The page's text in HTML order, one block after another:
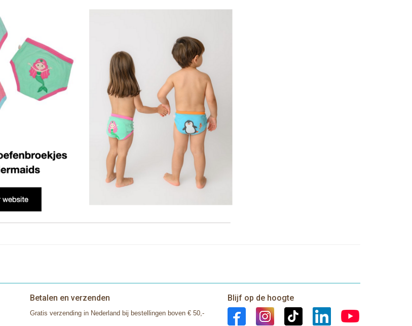
Betalen en verzenden
Gratis verzending in Nederland bij bestellingen boven € 50,-
Blijf op de hoogte